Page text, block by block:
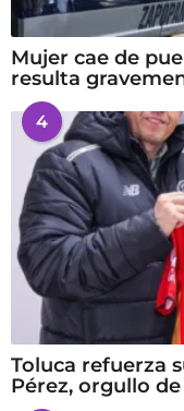
Mujer cae de
resulta
4
Toluca refuerza
Pérez, orgullo de